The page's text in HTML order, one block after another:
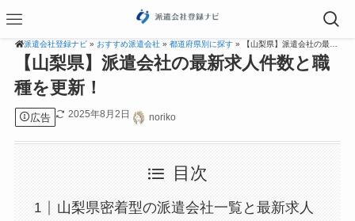
派遣会社登録ナビ » おすすめ派遣会社 »都道府県別に探す » 【山梨県】派遣会社の最新求人件数と職種を更新！
【山梨県】派遣会社の最新求人件数と職
種を更新！
広告 2025年8月2日 noriko
目次
山梨県密着型の派遣会社一覧と最新求人